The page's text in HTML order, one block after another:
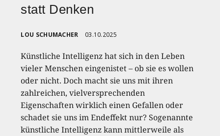
statt Denken
LOU SCHUMACHER 03.10.2025
Künstliche Intelligenz hat sich in den Leben
vieler Menschen eingenistet – ob sie es wollen
oder nicht. Doch macht sie uns mit ihren
zahlreichen, vielversprechenden
Eigenschaften wirklich einen Gefallen oder
schadet sie uns im Endeffekt nur? Sogenannte
künstliche Intelligenz kann mittlerweile als